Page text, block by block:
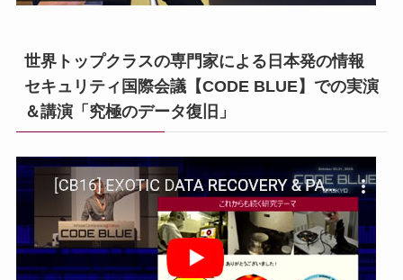
世界トップクラスの専門家による日本発の情報
セキュリティ国際会議【CODE BLUE】での実演
＆講演「究極のデータ復旧」